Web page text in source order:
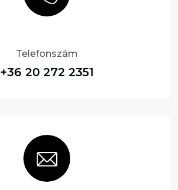
Telefonszám
+36 20 272 2351